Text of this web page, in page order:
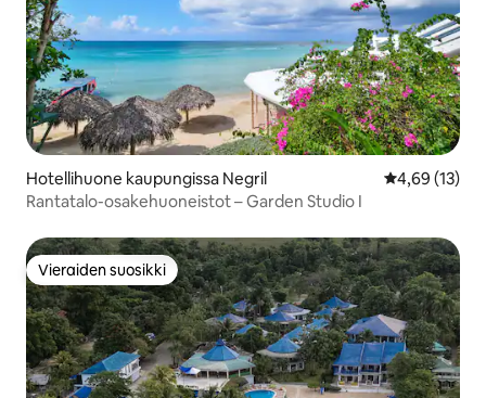
Hotellihuone kaupungissa Negril
4,69 (13)
Rantatalo-osakehuoneistot – Garden Studio I
Vieraiden suosikki
Vieraiden suosikki